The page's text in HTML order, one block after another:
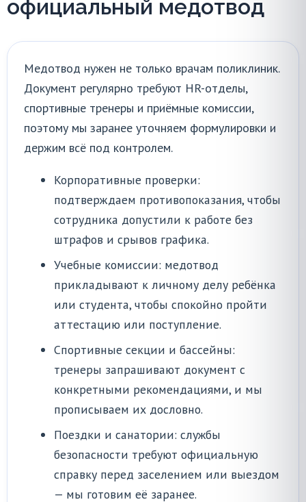
официальный медотвод
Медотвод нужен не только врачам поликлиник.
Документ регулярно требуют HR-отделы,
спортивные тренеры и приёмные комиссии,
поэтому мы заранее уточняем формулировки и
держим всё под контролем.
Корпоративные проверки:
подтверждаем противопоказания, чтобы
сотрудника допустили к работе без
штрафов и срывов графика.
Учебные комиссии: медотвод
прикладывают к личному делу ребёнка
или студента, чтобы спокойно пройти
аттестацию или поступление.
Спортивные секции и бассейны:
тренеры запрашивают документ с
конкретными рекомендациями, и мы
прописываем их дословно.
Поездки и санатории: службы
безопасности требуют официальную
справку перед заселением или выездом
— мы готовим её заранее.